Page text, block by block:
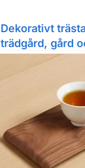
Dekorativt
trädgård, gård